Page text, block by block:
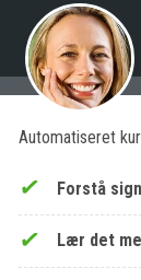
Automatiseret
Forstå
Lær det